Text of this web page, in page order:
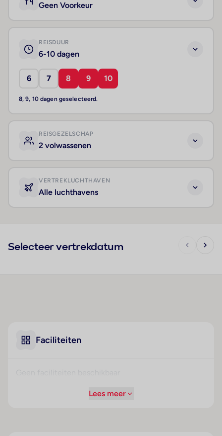
Geen Voorkeur
REISDUUR
6-10 dagen
6 7 8 9 10
8, 9, 10 dagen geselecteerd.
REISGEZELSCHAP
2 volwassenen
VERTREKLUCHTHAVEN
Alle luchthavens
Selecteer vertrekdatum
Faciliteiten
Lees meer